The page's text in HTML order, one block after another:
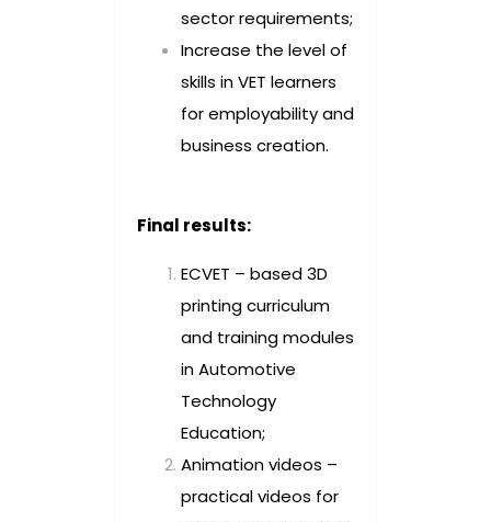
sector requirements;
Increase the level of
skills in VET learners
for employability and
business creation.
Final results:
ECVET – based 3D
printing curriculum
and training modules
in Automotive
Technology
Education;
Animation videos –
practical videos for